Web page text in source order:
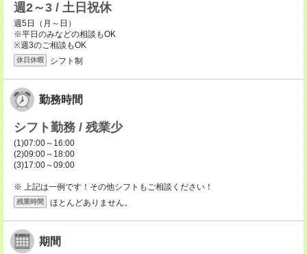
週2～3 / 土日祝休
週5日（月～日）
※平日のみなどの相談もOK
※週3のご相談もOK
休日休暇 シフト制
勤務時間
シフト勤務 / 残業少
(1)07:00～16:00
(2)09:00～18:00
(3)17:00～09:00
※ 上記は一例です！その他シフトもご相談ください！
残業時間 ほとんどありません。
期間